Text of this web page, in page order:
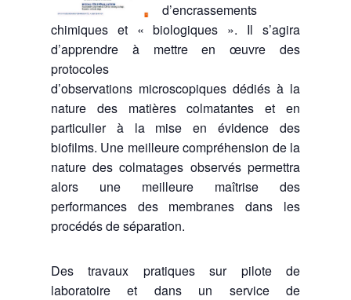
d’encrassements
chimiques et « biologiques ». Il s’agira
d’apprendre à mettre en œuvre des
protocoles
d’observations microscopiques dédiés à la
nature des matières colmatantes et en
particulier à la mise en évidence des
biofilms. Une meilleure compréhension de la
nature des colmatages observés permettra
alors une meilleure maîtrise des
performances des membranes dans les
procédés de séparation.
Des travaux pratiques sur pilote de
laboratoire et dans un service de